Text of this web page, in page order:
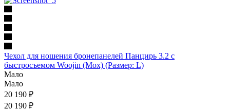
Чехол для ношения бронепанелей Панцирь 3.2 с
быстросъемом Woojin (Мох) (Размер: L)
Мало
Мало
20 190 ₽
20 190 ₽